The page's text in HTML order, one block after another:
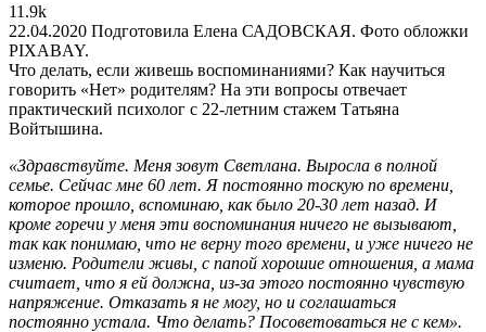
11.9k
22.04.2020 Подготовила Елена САДОВСКАЯ. Фото обложки
PIXABAY.
Что делать, если живешь воспоминаниями? Как научиться
говорить «Нет» родителям? На эти вопросы отвечает
практический психолог с 22-летним стажем Татьяна
Войтышина.
«Здравствуйте. Меня зовут Светлана. Выросла в полной
семье. Сейчас мне 60 лет. Я постоянно тоскую по времени,
которое прошло, вспоминаю, как было 20-30 лет назад. И
кроме горечи у меня эти воспоминания ничего не вызывают,
так как понимаю, что не верну того времени, и уже ничего не
изменю. Родители живы, с папой хорошие отношения, а мама
считает, что я ей должна, из-за этого постоянно чувствую
напряжение. Отказать я не могу, но и соглашаться
постоянно устала. Что делать? Посоветоваться не с кем».